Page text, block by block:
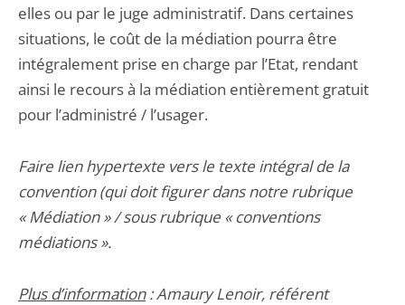
elles ou par le juge administratif. Dans certaines
situations, le coût de la médiation pourra être
intégralement prise en charge par l’Etat, rendant
ainsi le recours à la médiation entièrement gratuit
pour l’administré / l’usager.
Faire lien hypertexte vers le texte intégral de la
convention (qui doit figurer dans notre rubrique
« Médiation » / sous rubrique « conventions
médiations ».
Plus d’information: Amaury Lenoir, référent